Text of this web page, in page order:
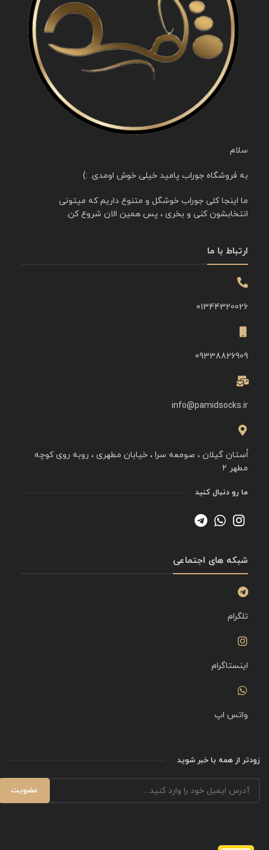
سلام
به فروشگاه جوراب پامید خیلی خوش اومدی. :)
ما اینجا کلی جوراب خوشگل و متنوع داریم که میتونی
انتخابشون کنی و بخری ، پس همین الان شروع کن.
ارتباط با ما
01344320026
09338826909
info@pamidsocks.ir
اُستان گیلان ، صومعه سرا ، خیابان مطهری ، روبه روی کوچه
مطهر ۲
ما رو دنبال کنید
شبکه های اجتماعی
تلگرام
اینستاگرام
واتس اپ
زودتر از همه با خبر شوید